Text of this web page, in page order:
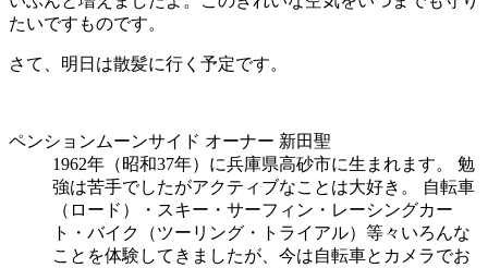
たいですものです。
さて、明日は散髪に行く予定です。
ペンションムーンサイド オーナー 新田聖
1962年（昭和37年）に兵庫県高砂市に生まれます。 勉
強は苦手でしたがアクティブなことは大好き。 自転車
（ロード）・スキー・サーフィン・レーシングカー
ト・バイク（ツーリング・トライアル）等々いろんな
ことを体験してきましたが、今は自転車とカメラでお